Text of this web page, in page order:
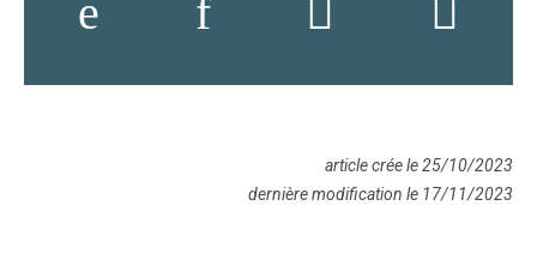
article crée le 25/10/2023
dernière modification le 17/11/2023